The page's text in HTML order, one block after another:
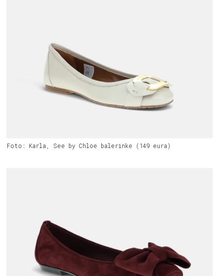
Foto: Karla, See by Chloe balerinke (149 eura)